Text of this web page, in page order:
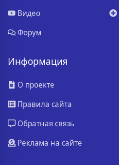
Видео
Форум
Информация
О проекте
Правила сайта
Обратная связь
Реклама на сайте